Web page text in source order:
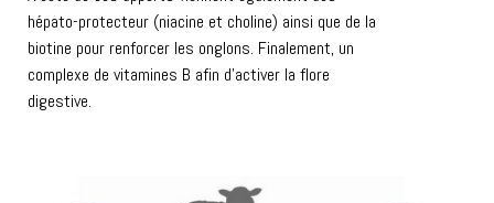
hépato-protecteur (niacine et choline) ainsi que de la
biotine pour renforcer les onglons. Finalement, un
complexe de vitamines B afin d’activer la flore
digestive.